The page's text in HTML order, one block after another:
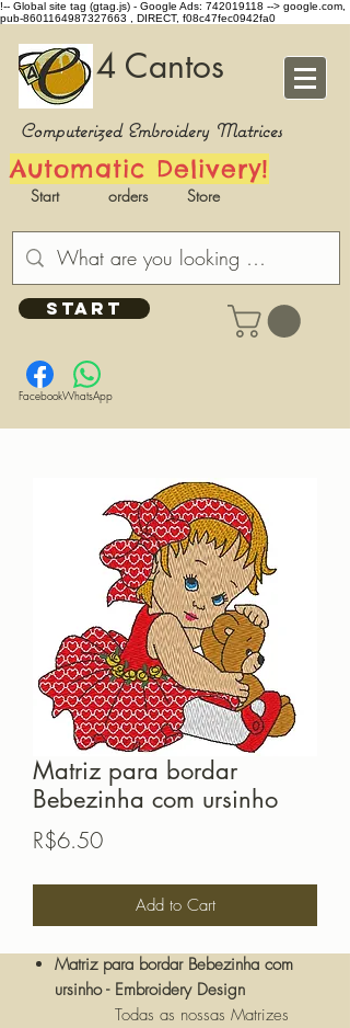
!-- Global site tag (gtag.js) - Google Ads: 742019118 --> google.com,
pub-8601164987327663 , DIRECT, f08c47fec0942fa0
4 Cantos
Computerized Embroidery Matrices
Automatic Delivery!
Start orders Store
START
FacebookWhatsApp
Matriz para bordar
Bebezinha com ursinho
R$6.50Price
Add to Cart
Matriz para bordar Bebezinha com
ursinho - Embroidery Design
Todas as nossas Matrizes